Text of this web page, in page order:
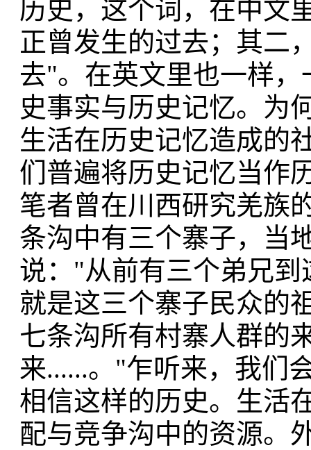
历史，这个词，在中文
正曾发生的过去；其二
去"。在英文里也一样
史事实与历史记忆。为
生活在历史记忆造成的
们普遍将历史记忆当作
笔者曾在川西研究羌族
条沟中有三个寨子，当
说："从前有三个弟兄
就是这三个寨子民众的
七条沟所有村寨人群的
来......。"乍听来，我们
相信这样的历史。生活
配与竞争沟中的资源。